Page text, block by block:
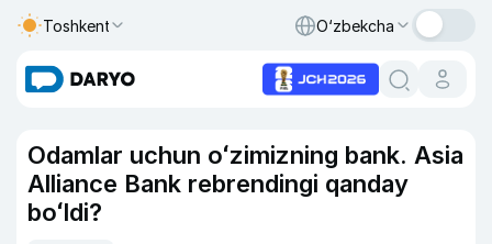
Toshkent O‘zbekcha
Odamlar uchun oʻzimizning bank. Asia
Alliance Bank rebrendingi qanday
boʻldi?